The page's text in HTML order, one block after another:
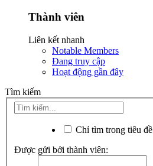
Thành viên
Liên kết nhanh
Notable Members
Đang truy cập
Hoạt động gần đây
Tìm kiếm
Chỉ tìm trong tiêu đề
Được gửi bởi thành viên: